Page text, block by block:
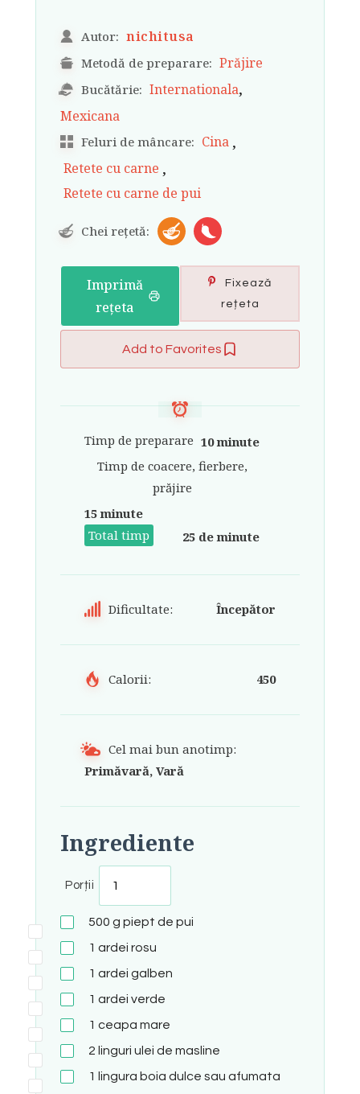
Autor: nichitusa
Metodă de preparare: Prăjire
Bucătărie: Internationala,
Mexicana
Feluri de mâncare: Cina ,
Retete cu carne ,
Retete cu carne de pui
Chei rețetă:
Imprimă
rețeta
Fixează
rețeta
Add to Favorites
Timp de preparare 10 minute
Timp de coacere, fierbere,
prăjire
15 minute
Total timp
25 de minute
Dificultate: Începător
Calorii: 450
Cel mai bun anotimp:
Primăvară, Vară
Ingrediente
Porții
500 g piept de pui
1 ardei rosu
1 ardei galben
1 ardei verde
1 ceapa mare
2 linguri ulei de masline
1 lingura boia dulce sau afumata